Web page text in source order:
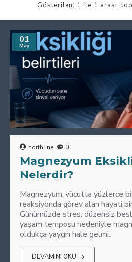
Gösterilen: 1 ile 1 arası,
01
May
northline 0
Magnezyum
Nelerdir?
Magnezyum, vücutta yüzlerce
reaksiyonda görev alan hayati
Günümüzde stres, düzensiz
yaşam temposu nedeniyle
oldukça yaygın hale gelmi..
DEVAMINI OKU